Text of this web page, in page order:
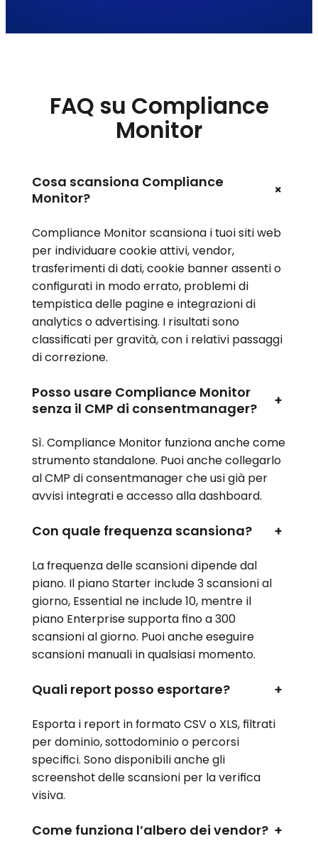
FAQ su Compliance
Monitor
Cosa scansiona Compliance
Monitor?
+
Compliance Monitor scansiona i tuoi siti web
per individuare cookie attivi, vendor,
trasferimenti di dati, cookie banner assenti o
configurati in modo errato, problemi di
tempistica delle pagine e integrazioni di
analytics o advertising. I risultati sono
classificati per gravità, con i relativi passaggi
di correzione.
Posso usare Compliance Monitor
senza il CMP di consentmanager?
+
Sì. Compliance Monitor funziona anche come
strumento standalone. Puoi anche collegarlo
al CMP di consentmanager che usi già per
avvisi integrati e accesso alla dashboard.
Con quale frequenza scansiona? +
La frequenza delle scansioni dipende dal
piano. Il piano Starter include 3 scansioni al
giorno, Essential ne include 10, mentre il
piano Enterprise supporta fino a 300
scansioni al giorno. Puoi anche eseguire
scansioni manuali in qualsiasi momento.
Quali report posso esportare? +
Esporta i report in formato CSV o XLS, filtrati
per dominio, sottodominio o percorsi
specifici. Sono disponibili anche gli
screenshot delle scansioni per la verifica
visiva.
Come funziona l’albero dei vendor? +